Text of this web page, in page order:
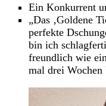
Ein Konkurrent
„Das ‚Goldene
perfekte
bin ich
freundlich wie
mal drei Wochen